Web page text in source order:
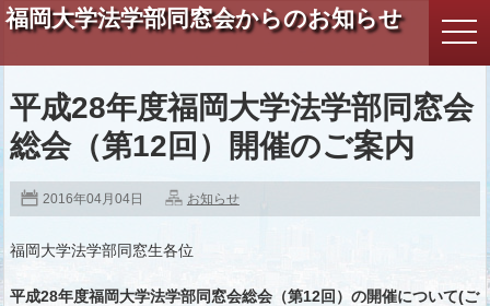
福岡大学法学部同窓会からのお知らせ
平成28年度福岡大学法学部同窓会
総会（第12回）開催のご案内
2016年04月04日 お知らせ
福岡大学法学部同窓生各位
平成28年度福岡大学法学部同窓会総会（第12回）の開催について(ご